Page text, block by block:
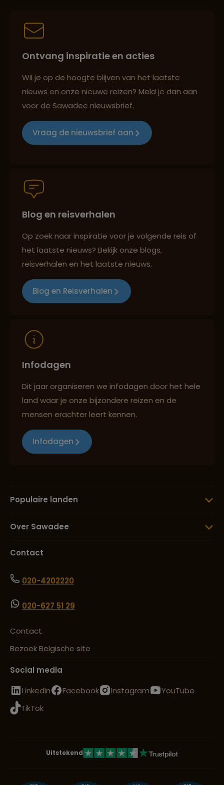
Persoonlijk en deskundig reisadvies
Reizen met oog voor mens, cultuur en milieu
Persoonlijk en deskundig reisadvies
Best beoordeelde reisroutes
Ontvang inspiratie en acties
Wil je op de hoogte blijven van het laatste
nieuws en onze nieuwe reizen? Meld je dan aan
voor de Sawadee nieuwsbrief.
Vraag de nieuwsbrief aan
Blog en reisverhalen
Op zoek naar inspiratie voor je volgende reis of
het laatste nieuws? Bekijk onze blogs,
reisverhalen en het laatste nieuws.
Blog en Reisverhalen
Infodagen
Dit jaar organiseren we infodagen door het hele
land waar je onze bijzondere reizen en de
mensen erachter leert kennen.
Infodagen
Populaire landen
Over Sawadee
Contact
020-4202220
020-627 51 29
Contact
Bezoek Belgische site
Social media
LinkedIn
Facebook Instagram
YouTube
TikTok
Uitstekend